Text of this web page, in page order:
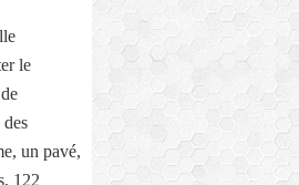
le
un pavé,
122